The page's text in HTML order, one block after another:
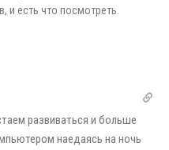
и есть что посмотреть.
развиваться и больше
наедаясь на ночь